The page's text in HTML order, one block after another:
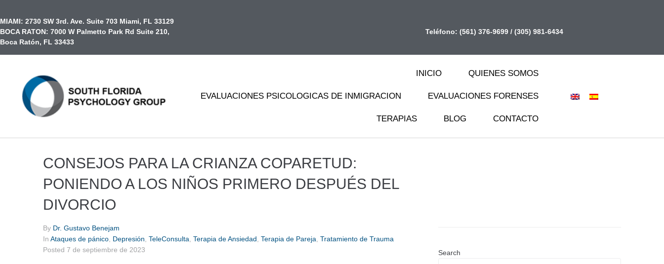
MIAMI: 2730 SW 3rd. Ave. Suite 703 Miami, FL 33129
BOCA RATON: 7000 W Palmetto Park Rd Suite 210,
Boca Ratón, FL 33433
Teléfono: (561) 376-9699 / (305) 981-6434
INICIO QUIENES SOMOS
EVALUACIONES PSICOLOGICAS DE INMIGRACION EVALUACIONES FORENSES
TERAPIAS BLOG CONTACTO
CONSEJOS PARA LA CRIANZA COPARETUD:
PONIENDO A LOS NIÑOS PRIMERO DESPUÉS DEL
DIVORCIO
By Dr. Gustavo Benejam
In Ataques de pánico Depresión TeleConsulta Terapia de Ansiedad Terapia de Pareja Tratamiento de Trauma
Posted 7 de septiembre de 2023 Search